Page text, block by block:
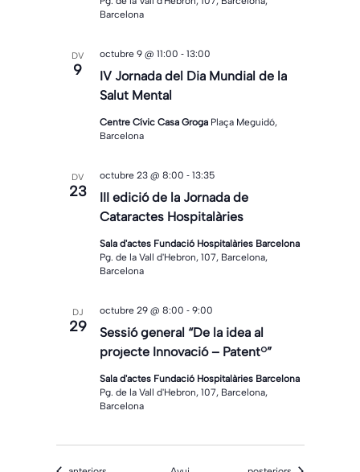
Barcelona
DV
9
IV Jornada del Dia Mundial de la
Salut Mental
octubre 9 @ 11:00 - 13:00
Centre Cívic Casa Groga Plaça Meguidó,
Barcelona
DV
23
III edició de la Jornada de
Cataractes Hospitalàries
octubre 23 @ 8:00 - 13:35
Sala d'actes Fundació Hospitalàries Barcelona
Pg. de la Vall d'Hebron, 107, Barcelona,
Barcelona
DJ
29
Sessió general “De la idea al
projecte Innovació – Patent®”
octubre 29 @ 8:00 - 9:00
Sala d'actes Fundació Hospitalàries Barcelona
Pg. de la Vall d'Hebron, 107, Barcelona,
Barcelona